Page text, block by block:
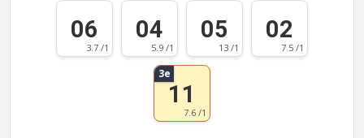
06
3.7 /1
04
5.9 /1
05
13 /1
02
7.5 /1
3e
11
7.6 /1